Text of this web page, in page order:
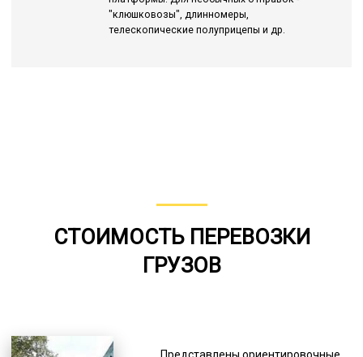
"клюшковозы", длинномеры,
телескопические полуприцепы и др.
СТОИМОСТЬ ПЕРЕВОЗКИ
ГРУЗОВ
Представлены ориентировочные